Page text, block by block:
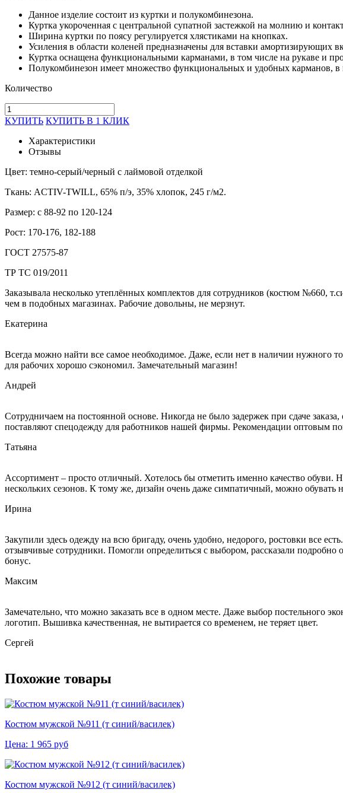
Данное изделие состоит из куртки и полукомбинезона.
Куртка укороченная с центральной супатной застежкой на молнию и
Ширина куртки по поясу регулируется хлястиками на кнопках.
Усиления в области коленей предназначены для вставки амортизирующих
Куртка оснащена функциональными карманами, в том числе на рукаве и
Полукомбинезон имеет множество функциональных и удобных карманов,
Количество
КУПИТЬ КУПИТЬ В 1 КЛИК
Характеристики
Отзывы
Цвет: темно-серый/черный с лаймовой отделкой
Ткань: ACTIV-TWILL, 65% п/э, 35% хлопок, 245 г/м2.
Размер: с 88-92 по 120-124
Рост: 170-176, 182-188
ГОСТ 27575-87
ТР ТС 019/2011
Заказывала несколько утеплённых комплектов для сотрудников (костюм №660,
чем в подобных магазинах. Рабочие довольны, не мерзнут.
Екатерина
Всегда можно найти все самое необходимое. Даже, если нет в наличии нужного
для рабочих хорошо сэкономил. Замечательный магазин!
Андрей
Сотрудничаем на постоянной основе. Никогда не было задержек при сдаче
поставляют спецодежду для работников нашей фирмы. Рекомендации оптовым
Татьяна
Ассортимент – просто отличный. Хотелось бы отметить именно качество
нескольких сезонов. К тому же, дизайн очень даже симпатичный, можно обувать
Ирина
Закупили здесь одежду на всю бригаду, очень удобно, недорого, ростовки все
отзывчивые сотрудники. Помогли определиться с выбором, рассказали
бонус.
Максим
Замечательно, что можно заказать все в одном месте. Даже выбор постельного
логотип. Вышивка качественная, не вытирается со временем, не теряет цвет.
Сергей
Похожие товары
Костюм мужской №911 (т синий/василек)
Цена: 1 965 руб
Костюм мужской №912 (т синий/василек)